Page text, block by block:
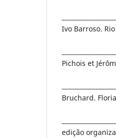
Ivo Barroso.
Pichois et
Bruchard.
edição